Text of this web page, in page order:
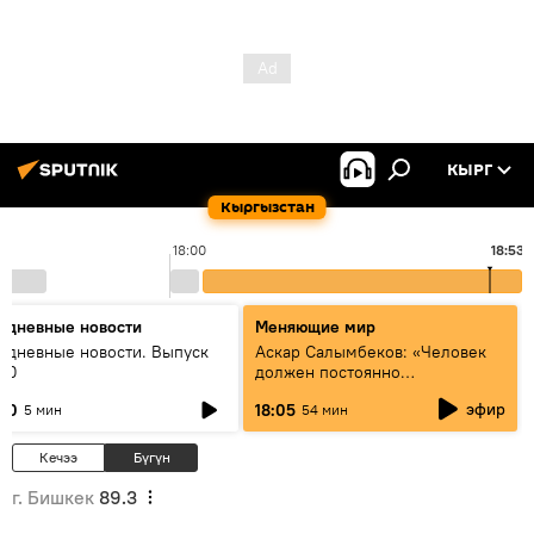
Кыргызстан
КЫРГ
18:00 18:53
новости
новости. Выпуск
5 мин
Меняющие мир
Аскар Салымбеков: «Человек
должен постоянно
18:05 54 мин эфир
Кечээ Бүгүн
г. Бишкек 89.3